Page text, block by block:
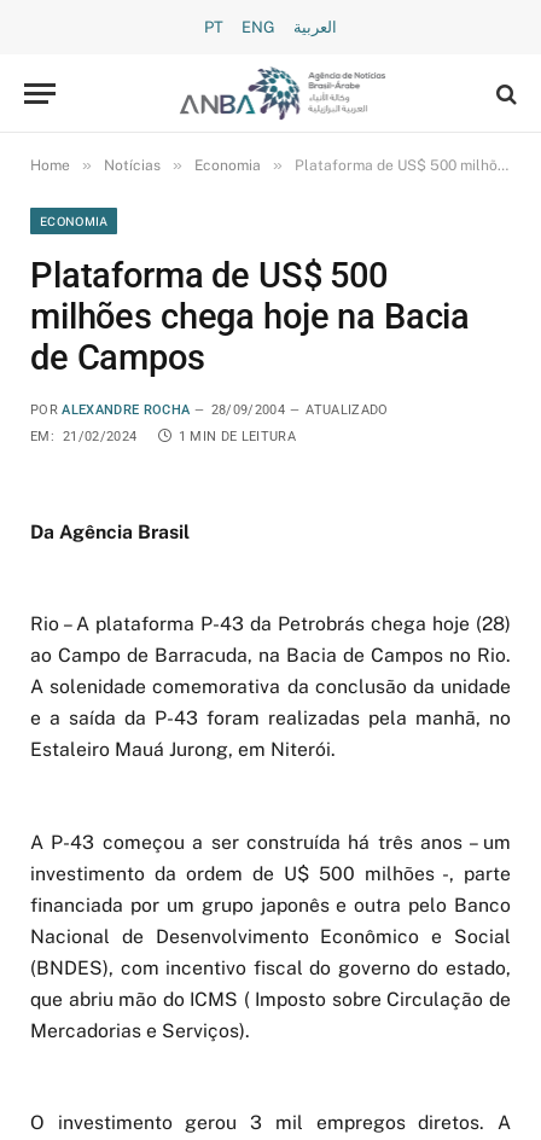
PT ENG العربية
Home » Notícias » Economia » Plataforma de US$ 500 milhões chega hoje na Bacia de Campos
ECONOMIA
Plataforma de US$ 500
milhões chega hoje na Bacia
de Campos
POR ALEXANDRE ROCHA 28/09/2004
ATUALIZADO
EM:
21/02/2024 1 MIN DE LEITURA
Da Agência Brasil
Rio – A plataforma P-43 da Petrobrás chega hoje (28)
ao Campo de Barracuda, na Bacia de Campos no Rio.
A solenidade comemorativa da conclusão da unidade
e a saída da P-43 foram realizadas pela manhã, no
Estaleiro Mauá Jurong, em Niterói.
A P-43 começou a ser construída há três anos – um
investimento da ordem de U$ 500 milhões -, parte
financiada por um grupo japonês e outra pelo Banco
Nacional de Desenvolvimento Econômico e Social
(BNDES), com incentivo fiscal do governo do estado,
que abriu mão do ICMS ( Imposto sobre Circulação de
Mercadorias e Serviços).
O investimento gerou 3 mil empregos diretos. A